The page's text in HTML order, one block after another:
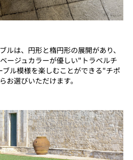
ルは、円形と楕円形の展開があり、
ージュカラーが優しい"トラベルチ
ル模様を楽しむことができる"チポ
お選びいただけます。